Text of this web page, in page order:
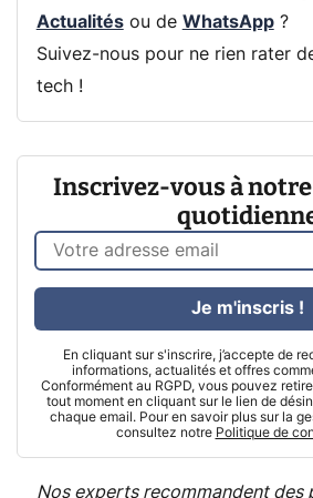
Actualitésou de WhatsApp?
Suivez-nous pour ne rien rater
tech !
Inscrivez-vous à
En cliquant sur s'inscrire, j’accepte de
informations, actualités et offres
Conformément au RGPD, vous pouvez
tout moment en cliquant sur le lien de
chaque email. Pour en savoir plus sur la
consultez notre Politique de
Je m'inscris !
Nos experts recommandent des